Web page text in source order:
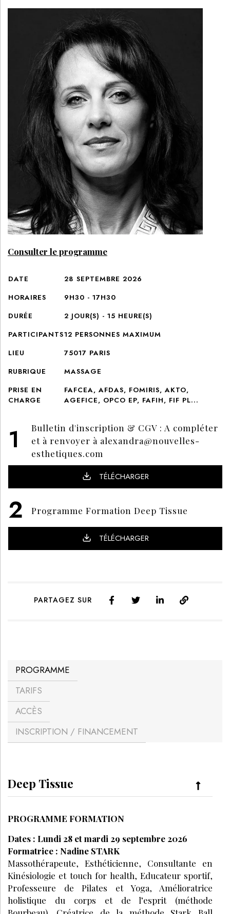
Consulter le programme
DATE
28 SEPTEMBRE 2026
HORAIRES
9H30 - 17H30
DURÉE
2 JOUR(S) - 15 HEURE(S)
PARTICIPANTS12 PERSONNES MAXIMUM
LIEU
75017 PARIS
RUBRIQUE
MASSAGE
PRISE EN
CHARGE
FAFCEA, AFDAS, FOMIRIS, AKTO,
AGEFICE, OPCO EP, FAFIH, FIF PL...
Bulletin d'inscription & CGV : A compléter
et à renvoyer à alexandra@nouvelles-
esthetiques.com
TÉLÉCHARGER
Programme Formation Deep Tissue
TÉLÉCHARGER
PARTAGEZ SUR
PROGRAMME
TARIFS
ACCÈS
INSCRIPTION / FINANCEMENT
Deep Tissue
PROGRAMME FORMATION
Dates : Lundi 28 et mardi 29 septembre 2026
Formatrice : Nadine STARK
Massothérapeute, Esthéticienne, Consultante en
Kinésiologie et touch for health, Educateur sportif,
Professeure de Pilates et Yoga, Amélioratrice
holistique du corps et de l’esprit (méthode